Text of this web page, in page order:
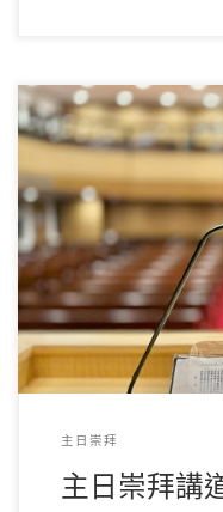
請按下圖 順序播放，或
現問題，請按此 ↻ 刷新
主日崇拜
主日崇拜講